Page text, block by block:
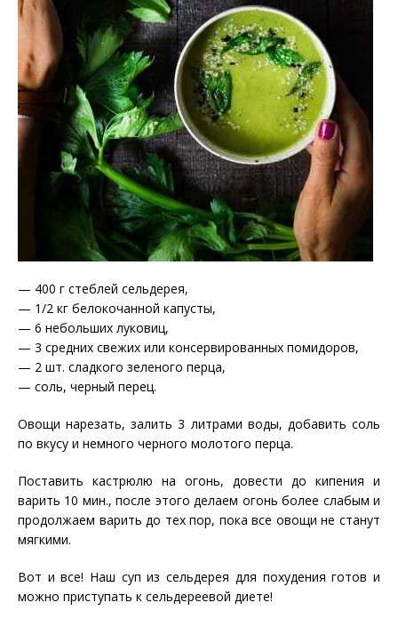
— 400 г стеблей сельдерея,
— 1/2 кг белокочанной капусты,
— 6 небольших луковиц,
— 3 средних свежих или консервированных помидоров,
— 2 шт. сладкого зеленого перца,
— соль, черный перец.
Овощи нарезать, залить 3 литрами воды, добавить соль
по вкусу и немного черного молотого перца.
Поставить кастрюлю на огонь, довести до кипения и
варить 10 мин., после этого делаем огонь более слабым и
продолжаем варить до тех пор, пока все овощи не станут
мягкими.
Вот и все! Наш суп из сельдерея для похудения готов и
можно приступать к сельдереевой диете!